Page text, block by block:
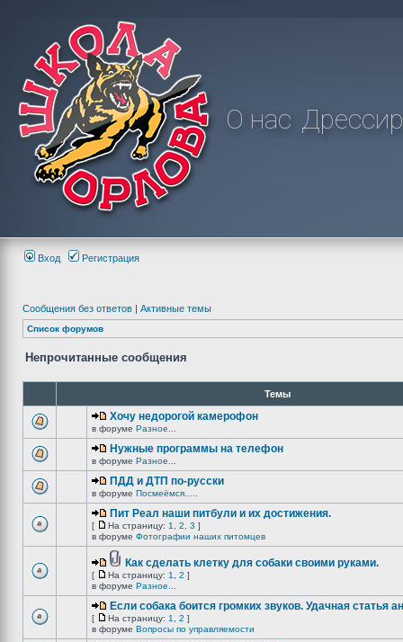
О нас
Вход Регистрация
Сообщения без ответов | Активные темы
Список форумов
Непрочитанные сообщения
Темы
Хочу недорогой камерофон
в форуме Разное...
Нужные программы на телефон
в форуме Разное...
ПДД и ДТП по-русски
в форуме Посмеёмся.....
Пит Реал наши питбули и их достижения.
[ На страницу: 1 2 3 ]
в форуме Фотографии наших питомцев
Как сделать клетку для собаки своими руками.
[ На страницу: 1 2 ]
в форуме Разное...
Если собака боится громких звуков. Удачная статья
[ На страницу: 1 2 ]
в форуме Вопросы по управляемости